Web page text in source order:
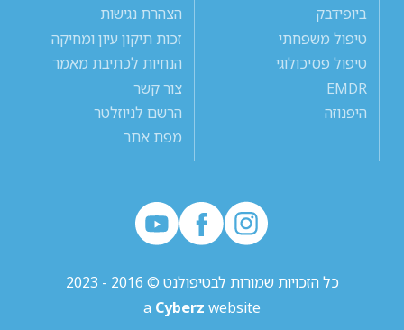
ביופידבק
טיפול משפחתי
טיפול פסיכולוגי
EMDR
היפנוזה
הצהרת נגישות
זכות תיקון עיון ומחיקה
הנחיות לכתיבת מאמר
צור קשר
הרשם לניוזלטר
מפת אתר
כל הזכויות שמורות לבטיפולנט © 2016 - 2023
a Cyberz website